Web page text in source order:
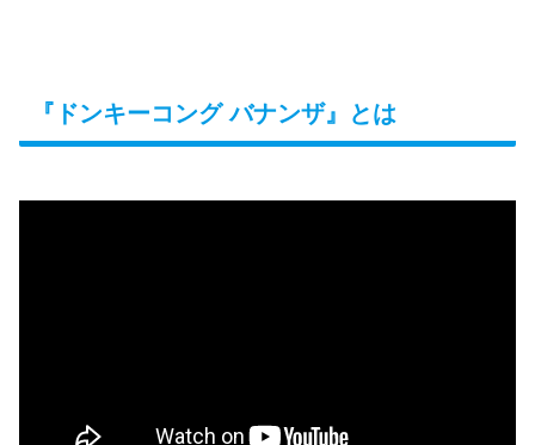
『ドンキーコング バナンザ』とは